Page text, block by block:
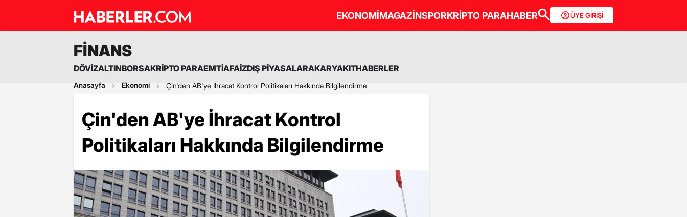
EKONOMİMAGAZİNSPORKRİPTO PARAHABER ÜYE GİRİŞİ
FİNANS
DÖVİZALTINBORSAKRİPTO PARAEMTİAFAİZDIŞ PİYASALARAKARYAKITHABERLER
Anasayfa Ekonomi Çin'den AB'ye İhracat Kontrol Politikaları Hakkında Bilgilendirme
Çin'den AB'ye İhracat Kontrol
Politikaları Hakkında Bilgilendirme